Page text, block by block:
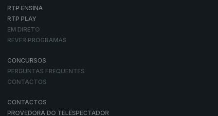
RTP ENSINA
RTP PLAY
EM DIRETO
REVER PROGRAMAS
CONCURSOS
PERGUNTAS FREQUENTES
CONTACTOS
CONTACTOS
PROVEDORA DO TELESPECTADOR